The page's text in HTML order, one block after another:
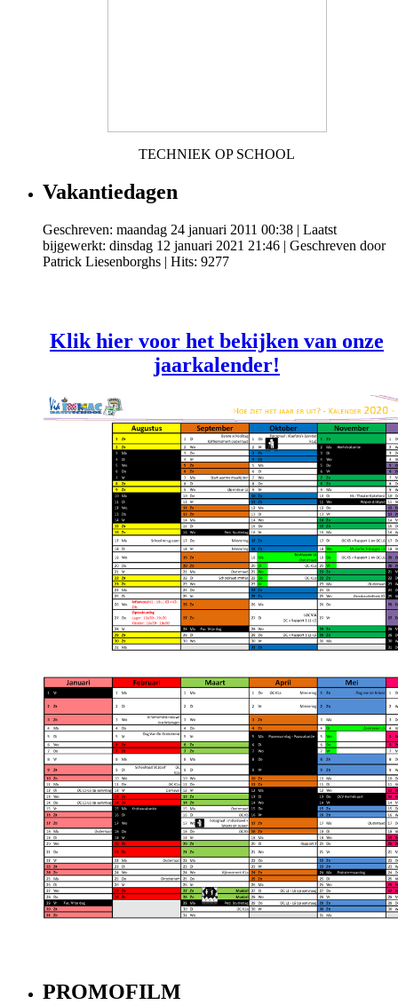
TECHNIEK OP SCHOOL
Vakantiedagen
Geschreven: maandag 24 januari 2011 00:38 | Laatst
bijgewerkt: dinsdag 12 januari 2021 21:46 | Geschreven door
Patrick Liesenborghs | Hits: 9277
Klik hier voor het bekijken van onze
jaarkalender!
PROMOFILM